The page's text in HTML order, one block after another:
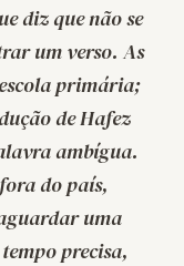
diz que não se
um verso. As
primária;
de Hafez
ambígua.
do país,
uma
precisa,